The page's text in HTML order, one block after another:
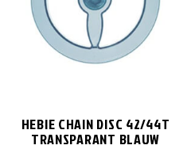
HEBIE CHAIN DISC 42/44T
TRANSPARANT BLAUW